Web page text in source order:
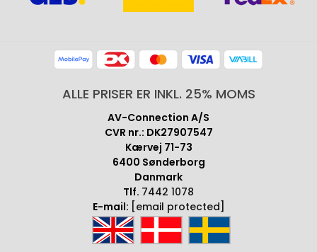
ALLE PRISER ER INKL. 25% MOMS
AV-Connection A/S
CVR nr.: DK27907547
Kærvej 71-73
6400 Sønderborg
Danmark
Tlf. 7442 1078
E-mail: [email protected]